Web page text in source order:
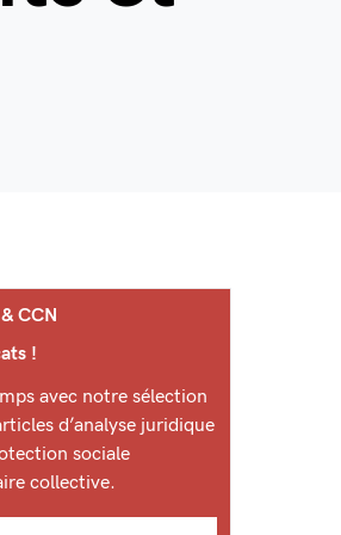
CCN
!
avec notre sélection
d’analyse juridique
sociale
collective.